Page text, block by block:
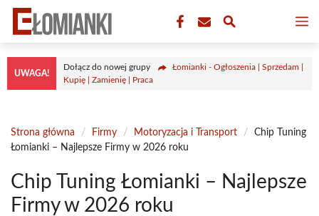
Przejdź
treści
UWAGA!
Dołącz do nowej grupy
Łomianki - Ogłoszenia | Sprzedam |
Kupię | Zamienię | Praca
Strona główna / Firmy / Motoryzacja i Transport /
Chip Tuning
Łomianki – Najlepsze Firmy w 2026 roku
Chip Tuning Łomianki – Najlepsze
Firmy w 2026 roku